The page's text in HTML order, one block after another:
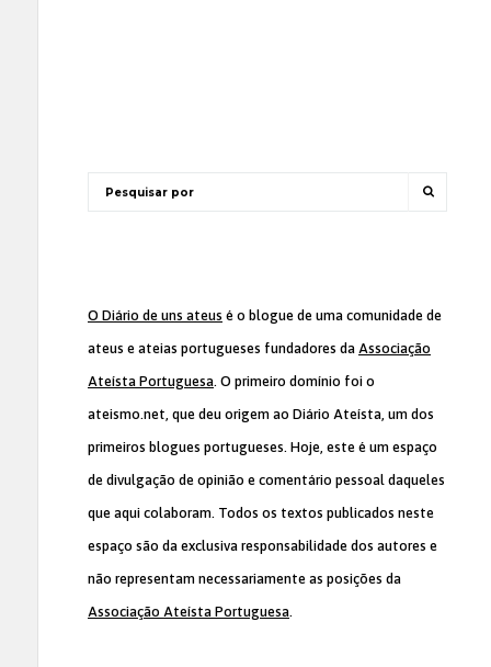
O Diário de uns ateus é o blogue de uma comunidade de
ateus e ateias portugueses fundadores da Associação
Ateísta Portuguesa. O primeiro domínio foi o
ateismo.net, que deu origem ao Diário Ateísta, um dos
primeiros blogues portugueses. Hoje, este é um espaço
de divulgação de opinião e comentário pessoal daqueles
que aqui colaboram. Todos os textos publicados neste
espaço são da exclusiva responsabilidade dos autores e
não representam necessariamente as posições da
Associação Ateísta Portuguesa.